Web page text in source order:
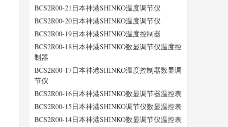
BCS2R00-21日本神港SHINKO温度调节仪
BCS2R00-20日本神港SHINKO温度调节仪
BCS2R00-19日本神港SHINKO温度控制器
BCS2R00-18日本神港SHINKO数显调节仪温度控
制器
BCS2R00-17日本神港SHINKO温度控制器数显调
节仪
BCS2R00-16日本神港SHINKO数显调节器温控表
BCS2R00-15日本神港SHINKO调节仪数显温控表
BCS2R00-14日本神港SHINKO数显调节仪温控表